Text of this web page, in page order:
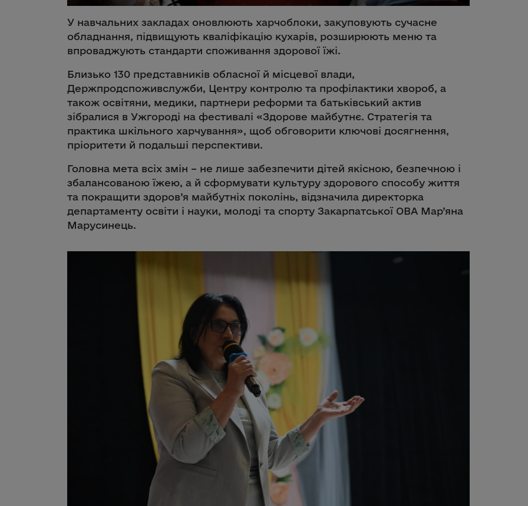
У навчальних закладах оновлюють харчоблоки, закуповують сучасне
обладнання, підвищують кваліфікацію кухарів, розширюють меню та
впроваджують стандарти споживання здорової їжі.
Близько 130 представників обласної й місцевої влади,
Держпродспоживслужби, Центру контролю та профілактики хвороб, а
також освітяни, медики, партнери реформи та батьківський актив
зібралися в Ужгороді на фестивалі «Здорове майбутнє. Стратегія та
практика шкільного харчування», щоб обговорити ключові досягнення,
пріоритети й подальші перспективи.
Головна мета всіх змін – не лише забезпечити дітей якісною, безпечною і
збалансованою їжею, а й сформувати культуру здорового способу життя
та покращити здоров’я майбутніх поколінь, відзначила директорка
департаменту освіти і науки, молоді та спорту Закарпатської ОВА Мар’яна
Марусинець.